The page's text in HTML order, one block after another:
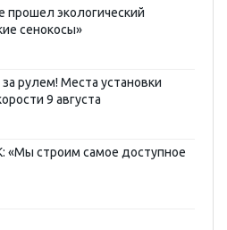
прошел экологический
сенокосы»
рулем! Места установки
9 августа
строим самое доступное